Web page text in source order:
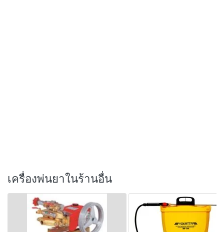
เครื่องพ่นยาในร้านอื่น